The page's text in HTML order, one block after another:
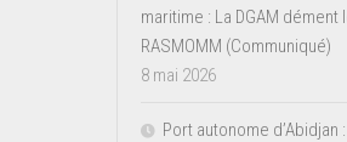
maritime : La DGAM
RASMOMM (Communiqué)
8 mai 2026
Port autonome d’Abidjan